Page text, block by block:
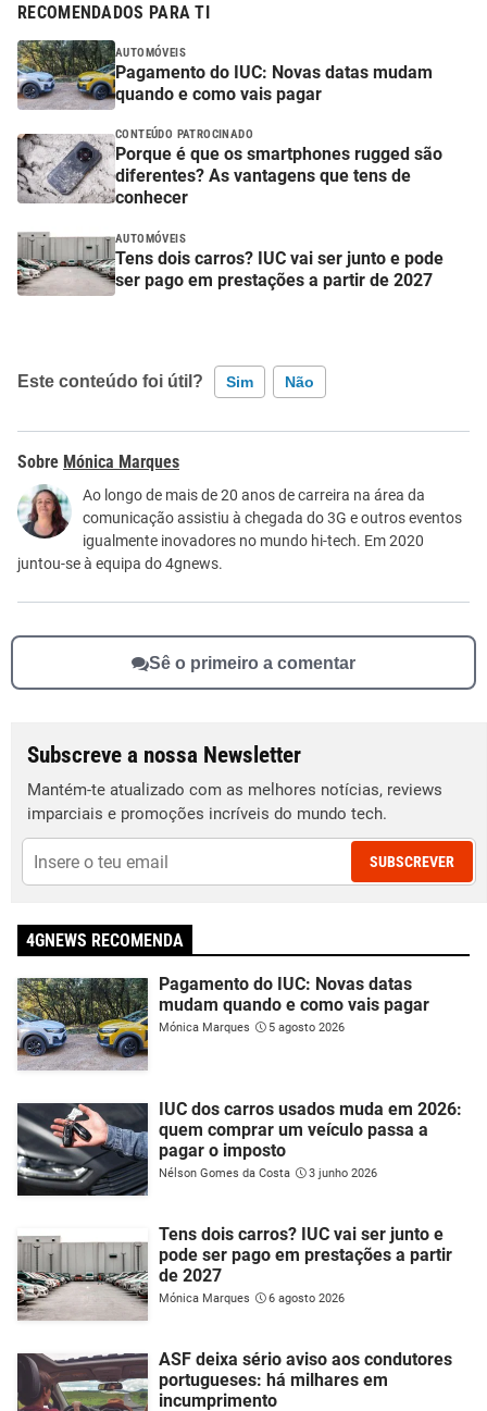
RECOMENDADOS PARA TI
AUTOMÓVEIS
Pagamento do IUC: Novas datas mudam
quando e como vais pagar
CONTEÚDO PATROCINADO
Porque é que os smartphones rugged são
diferentes? As vantagens que tens de
conhecer
AUTOMÓVEIS
Tens dois carros? IUC vai ser junto e pode
ser pago em prestações a partir de 2027
Este conteúdo foi útil? Sim Não
Este conteúdo contém informação incorreta
Este conteúdo não tem a informação que procuro
Outro
Mónica Marques
Ao longo de mais de 20 anos de carreira na área da
comunicação assistiu à chegada do 3G e outros eventos
igualmente inovadores no mundo hi-tech. Em 2020
juntou-se à equipa do 4gnews.
Sê o primeiro a comentar
Subscreve a nossa Newsletter
Mantém-te atualizado com as melhores notícias, reviews
imparciais e promoções incríveis do mundo tech.
SUBSCREVER
4GNEWS RECOMENDA
Pagamento do IUC: Novas datas
mudam quando e como vais pagar
Mónica Marques 5 agosto 2026
IUC dos carros usados muda em 2026:
quem comprar um veículo passa a
pagar o imposto
Nélson Gomes da Costa 3 junho 2026
Tens dois carros? IUC vai ser junto e
pode ser pago em prestações a partir
de 2027
Mónica Marques 6 agosto 2026
ASF deixa sério aviso aos condutores
portugueses: há milhares em
incumprimento